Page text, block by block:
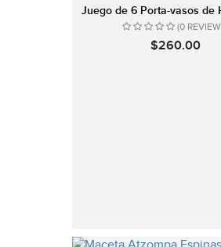
Juego de 6 Porta-vasos de
(0
$260.00